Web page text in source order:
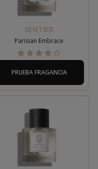
SENTIER
Parisian Embrace
PRUEBA FRAGANCIA